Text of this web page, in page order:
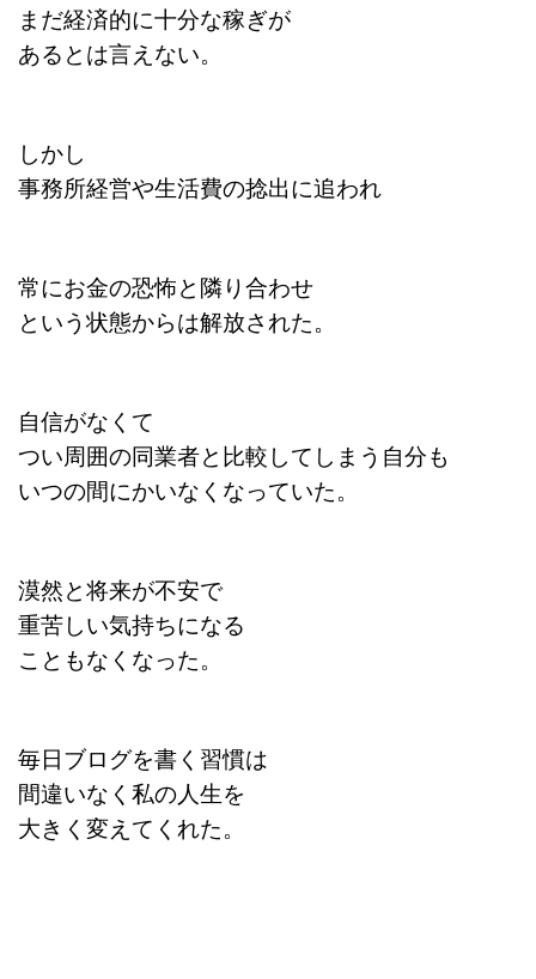
まだ経済的に十分な稼ぎが
あるとは言えない。
しかし
事務所経営や生活費の捻出に追われ
常にお金の恐怖と隣り合わせ
という状態からは解放された。
自信がなくて
つい周囲の同業者と比較してしまう自分も
いつの間にかいなくなっていた。
漠然と将来が不安で
重苦しい気持ちになる
こともなくなった。
毎日ブログを書く習慣は
間違いなく私の人生を
大きく変えてくれた。